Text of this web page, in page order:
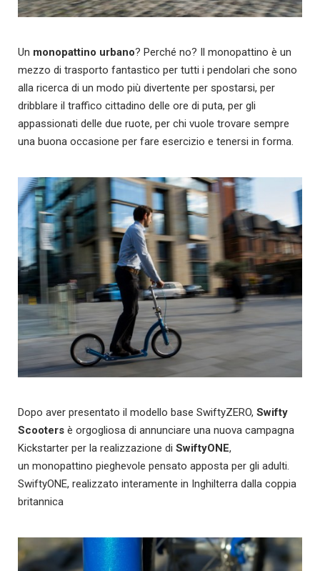
Un monopattino urbano? Perché no? Il monopattino è un
mezzo di trasporto fantastico per tutti i pendolari che sono
alla ricerca di un modo più divertente per spostarsi, per
dribblare il traffico cittadino delle ore di puta, per gli
appassionati delle due ruote, per chi vuole trovare sempre
una buona occasione per fare esercizio e tenersi in forma.
Dopo aver presentato il modello base SwiftyZERO, Swifty
Scooters è orgogliosa di annunciare una nuova campagna
Kickstarter per la realizzazione di SwiftyONE,
un monopattino pieghevole pensato apposta per gli adulti.
SwiftyONE, realizzato interamente in Inghilterra dalla coppia
britannica